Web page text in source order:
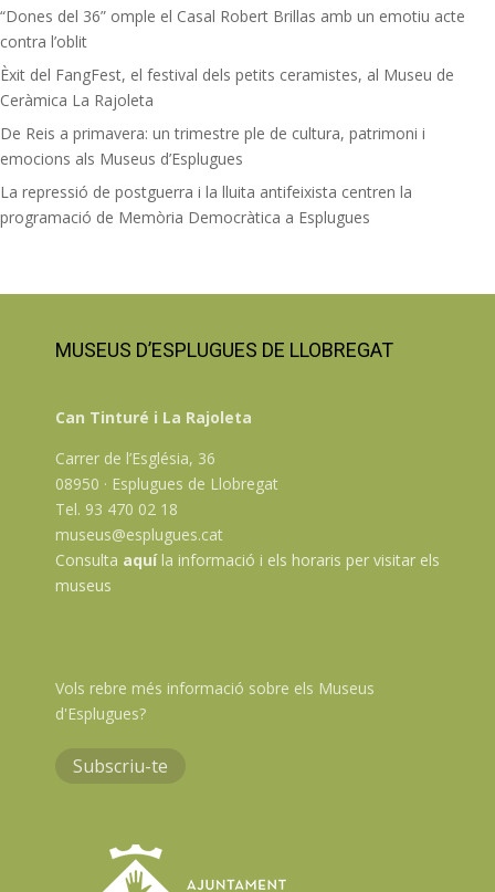
“Dones del 36” omple el Casal Robert Brillas amb un emotiu acte
contra l’oblit
Èxit del FangFest, el festival dels petits ceramistes, al Museu de
Ceràmica La Rajoleta
De Reis a primavera: un trimestre ple de cultura, patrimoni i
emocions als Museus d’Esplugues
La repressió de postguerra i la lluita antifeixista centren la
programació de Memòria Democràtica a Esplugues
MUSEUS D’ESPLUGUES DE LLOBREGAT
Can Tinturé i La Rajoleta
Carrer de l’Església, 36
08950 · Esplugues de Llobregat
Tel. 93 470 02 18
museus@esplugues.cat
Consulta aquíla informació i els horaris per visitar els
museus
Vols rebre més informació sobre els Museus
d'Esplugues?
Subscriu-te